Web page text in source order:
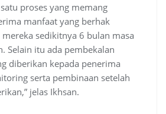
proses yang memang
manfaat yang berhak
sedikitnya 6 bulan masa
Selain itu ada pembekalan
diberikan kepada penerima
serta pembinaan setelah
jelas Ikhsan.